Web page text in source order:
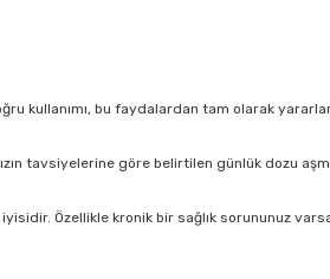
bu faydalardan tam olarak
tavsiyelerine göre belirtilen günlük dozu
Özellikle kronik bir sağlık sorununuz